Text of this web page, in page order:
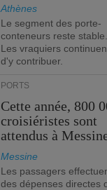
Athènes
Le segment des porte-
conteneurs reste stable.
Les vraquiers
d'y contribuer.
PORTS
Cette année, 800
croisiéristes sont
attendus à
Messine
Les passagers
des dépenses directes